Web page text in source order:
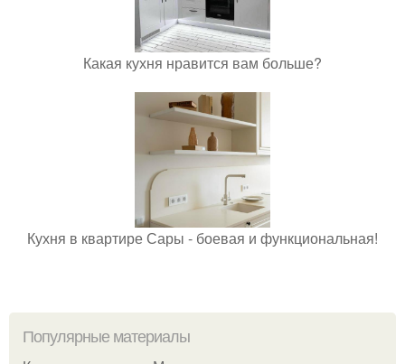
Какая кухня нравится вам больше?
Кухня в квартире Сары - боевая и функциональная!
Популярные материалы